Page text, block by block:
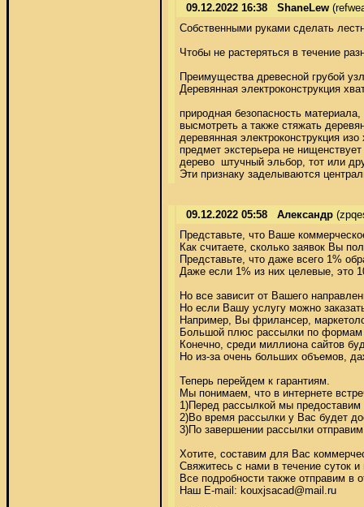
09.12.2022 16:38 ShaneLew
Собственными руками сделать
Чтобы не растеряться в течение
Преимущества древесной грубой
Деревянная электроконструкция
природная безопасность
высмотреть а также стяжать
деревянная электроконструкция
предмет экстерьера не
дерево  штучный эльбор, тот или
Эти признаку заделываются
09.12.2022 05:58 Александр
Представьте, что Ваше
Как считаете, сколько заявок Вы
Представьте, что даже всего 1%
Даже если 1% из них целевые, это
Но все зависит от Вашего
Но если Вашу услугу можно
Например, Вы фрилансер,
Большой плюс рассылки по формам
Конечно, среди миллиона сайтов
Но из-за очень больших объемов,
Теперь перейдем к гарантиям.
Мы понимаем, что в интернете
1)Перед рассылкой мы
2)Во время рассылки у Вас будет
3)По завершении рассылки
Хотите, составим для Вас
Свяжитесь с нами в течение суток
Все подробности также отправим в
Наш E-mail: kouxjsacad@mail.ru